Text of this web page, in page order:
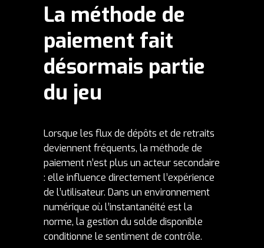
La méthode de
paiement fait
désormais partie
du jeu
Lorsque les flux de dépôts et de retraits
deviennent fréquents, la méthode de
paiement n’est plus un acteur secondaire
: elle influence directement l’expérience
de l’utilisateur. Dans un environnement
numérique où l’instantanéité est la
norme, la gestion du solde disponible
conditionne le sentiment de contrôle.